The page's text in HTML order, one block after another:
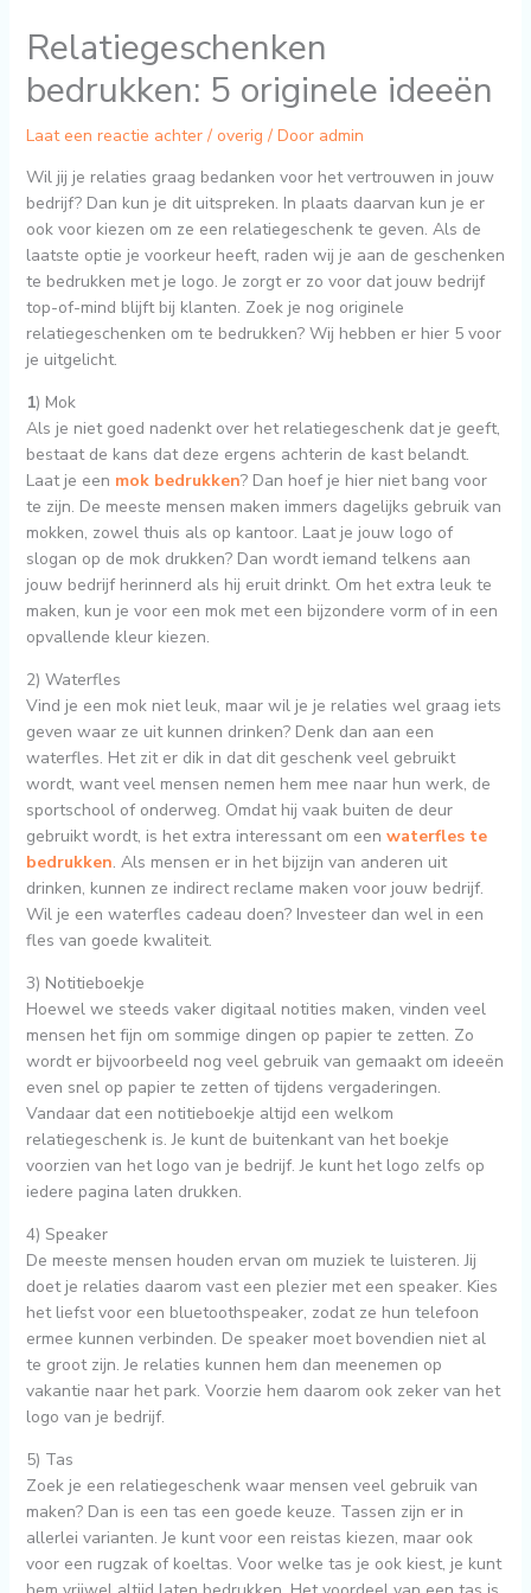
Relatiegeschenken
bedrukken: 5 originele ideeën
Laat een reactie achter / overig / Door admin
Wil jij je relaties graag bedanken voor het vertrouwen in jouw
bedrijf? Dan kun je dit uitspreken. In plaats daarvan kun je er
ook voor kiezen om ze een relatiegeschenk te geven. Als de
laatste optie je voorkeur heeft, raden wij je aan de geschenken
te bedrukken met je logo. Je zorgt er zo voor dat jouw bedrijf
top-of-mind blijft bij klanten. Zoek je nog originele
relatiegeschenken om te bedrukken? Wij hebben er hier 5 voor
je uitgelicht.
1) Mok
Als je niet goed nadenkt over het relatiegeschenk dat je geeft,
bestaat de kans dat deze ergens achterin de kast belandt.
Laat je een mok bedrukken? Dan hoef je hier niet bang voor
te zijn. De meeste mensen maken immers dagelijks gebruik van
mokken, zowel thuis als op kantoor. Laat je jouw logo of
slogan op de mok drukken? Dan wordt iemand telkens aan
jouw bedrijf herinnerd als hij eruit drinkt. Om het extra leuk te
maken, kun je voor een mok met een bijzondere vorm of in een
opvallende kleur kiezen.
2) Waterfles
Vind je een mok niet leuk, maar wil je je relaties wel graag iets
geven waar ze uit kunnen drinken? Denk dan aan een
waterfles. Het zit er dik in dat dit geschenk veel gebruikt
wordt, want veel mensen nemen hem mee naar hun werk, de
sportschool of onderweg. Omdat hij vaak buiten de deur
gebruikt wordt, is het extra interessant om een waterfles te
bedrukken. Als mensen er in het bijzijn van anderen uit
drinken, kunnen ze indirect reclame maken voor jouw bedrijf.
Wil je een waterfles cadeau doen? Investeer dan wel in een
fles van goede kwaliteit.
3) Notitieboekje
Hoewel we steeds vaker digitaal notities maken, vinden veel
mensen het fijn om sommige dingen op papier te zetten. Zo
wordt er bijvoorbeeld nog veel gebruik van gemaakt om ideeën
even snel op papier te zetten of tijdens vergaderingen.
Vandaar dat een notitieboekje altijd een welkom
relatiegeschenk is. Je kunt de buitenkant van het boekje
voorzien van het logo van je bedrijf. Je kunt het logo zelfs op
iedere pagina laten drukken.
4) Speaker
De meeste mensen houden ervan om muziek te luisteren. Jij
doet je relaties daarom vast een plezier met een speaker. Kies
het liefst voor een bluetoothspeaker, zodat ze hun telefoon
ermee kunnen verbinden. De speaker moet bovendien niet al
te groot zijn. Je relaties kunnen hem dan meenemen op
vakantie naar het park. Voorzie hem daarom ook zeker van het
logo van je bedrijf.
5) Tas
Zoek je een relatiegeschenk waar mensen veel gebruik van
maken? Dan is een tas een goede keuze. Tassen zijn er in
allerlei varianten. Je kunt voor een reistas kiezen, maar ook
voor een rugzak of koeltas. Voor welke tas je ook kiest, je kunt